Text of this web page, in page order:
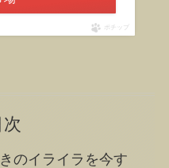
ポチップ
次
のイライラを今す